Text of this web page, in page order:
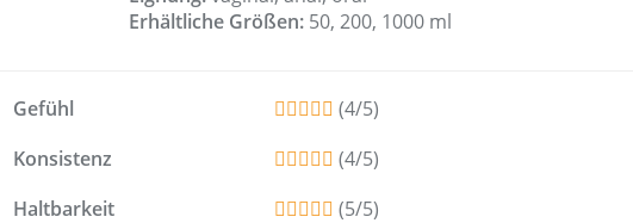
Erhältliche Größen: 50, 200, 1000 ml
Gefühl
(4/5)
Konsistenz
(4/5)
Haltbarkeit
(5/5)